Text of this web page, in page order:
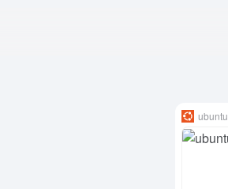
ubuntu